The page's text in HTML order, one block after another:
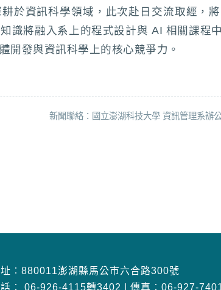
於資訊科學領域，此次赴日交流取經，
識將融入系上的程式設計與 AI 相關課程
開發與資訊科學上的核心競爭力。
新聞聯絡：國立澎湖科技大學 資訊管理系辦
︰880011澎湖縣馬公市六合路300號
︰ 06-926-4115轉3402 傳真︰06-927-